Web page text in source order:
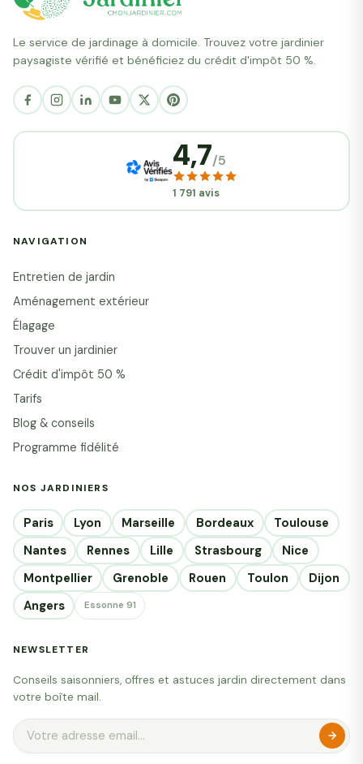
Le service de jardinage à domicile. Trouvez votre jardinier
paysagiste vérifié et bénéficiez du crédit d'impôt 50 %.
4,7/5
1 791 avis
NAVIGATION
Entretien de jardin
Aménagement extérieur
Élagage
Trouver un jardinier
Crédit d'impôt 50 %
Tarifs
Blog & conseils
Programme fidélité
NOS JARDINIERS
Paris Lyon Marseille Bordeaux
Toulouse
Nantes
Rennes Lille Strasbourg
Nice
Montpellier
Grenoble Rouen Toulon
Dijon
Angers
Essonne 91
NEWSLETTER
Conseils saisonniers, offres et astuces jardin directement dans
votre boîte mail.